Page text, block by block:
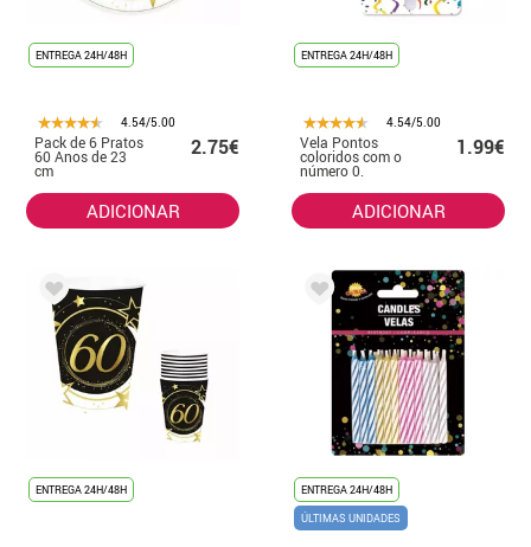
ENTREGA 24H/48H
4.54/5.00
Pack de 6 Pratos
60 Anos de 23
cm
2.75€
ADICIONAR
ENTREGA 24H/48H
4.54/5.00
Vela Pontos
coloridos com o
número 0.
1.99€
ADICIONAR
ENTREGA 24H/48H
ENTREGA 24H/48H
ÚLTIMAS UNIDADES